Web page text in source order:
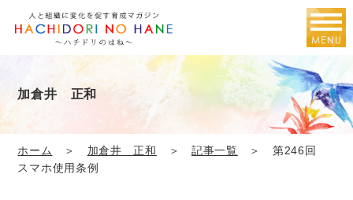
加倉井 正和
ホーム ＞ 加倉井 正和 ＞ 記事一覧 ＞ 第246回
スマホ使用条例